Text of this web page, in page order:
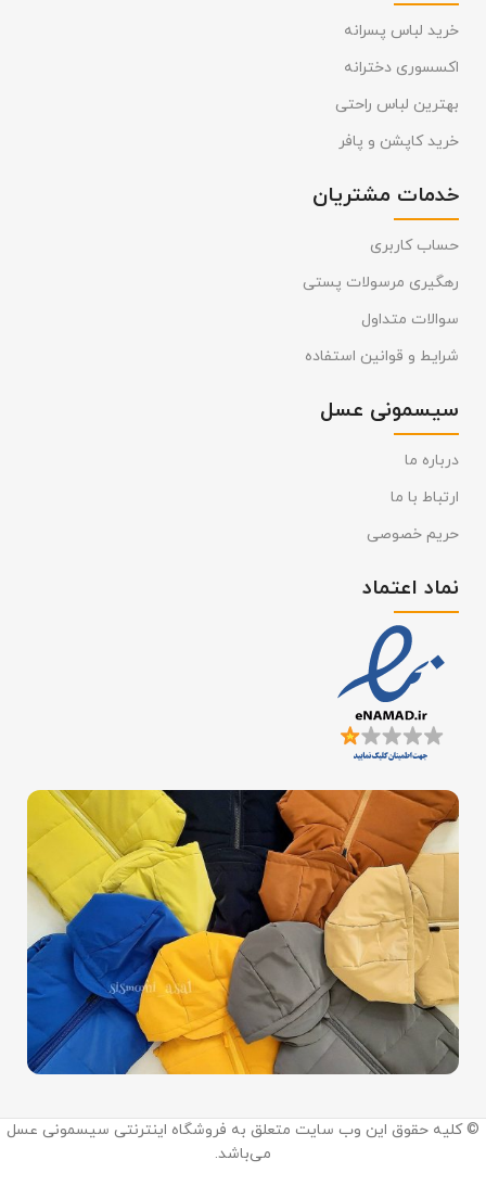
خرید لباس پسرانه
اکسسوری دخترانه
بهترین لباس راحتی
خرید کاپشن و پافر
خدمات مشتریان
حساب کاربری
رهگیری مرسولات پستی
سوالات متداول
شرایط و قوانین استفاده
سیسمونی عسل
درباره ما
ارتباط با ما
حریم خصوصی
نماد اعتماد
اینستاگرام:
@sismooni_asal
© کلیه حقوق این وب سایت متعلق به فروشگاه اینترنتی سیسمونی عسل
می‌باشد.